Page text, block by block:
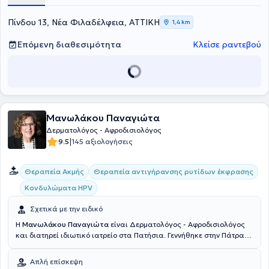
παιδοδερματολογίας και για την αφαίρεση σπίλων, αλλά
αναλαμβάνει και αποτριχώσεις, θεραπείες laser και παθήσεων
ονύχων.
Πίνδου 13, Νέα Φιλαδέλφεια, ΑΤΤΙΚΗ 1,4 km
Επόμενη διαθεσιμότητα Κλείσε ραντεβού
Μανωλάκου Παναγιώτα
Δερματολόγος - Αφροδισιολόγος
9.5|145 αξιολογήσεις
Θεραπεία Ακμής
Θεραπεία αντιγήρανσης ρυτίδων έκφρασης
Κονδυλώματα HPV
Σχετικά με την ειδικό
Η Μανωλάκου Παναγιώτα είναι Δερματολόγος - Αφροδισιολόγος
και διατηρεί ιδιωτικό ιατρείο στα Πατήσια. Γεννήθηκε στην Πάτρα
με υποτροφία στο Εθνικό και Καποδιστριακό Πανεπιστήμιο Αθηνών.
Απλή επίσκεψη